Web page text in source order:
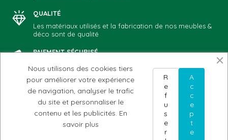
QUALITÉ
Les matériaux utilisés et la fabrication de nos meubles &
déco sont de qualité
PAIEMENT SÉCURISÉ
Vous choisissez votre mode de paiement préféré: CB,
Paypal, chèque, virement
NOTRE ADN
Notre histoire
AIDE & CONTACT
Conditions d'utilisation
MON COMPTE
Mes commandes
Mes avoirs
Mes adresses
Nous utilisons des cookies tiers
pour améliorer votre expérience
de navigation, analyser le trafic
du site et personnaliser le
contenu et les publicités. En
savoir plus
A
c
c
e
p
t
e
R
e
f
u
s
e
r